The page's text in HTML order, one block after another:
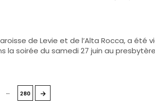
de Levie et de l’Alta Rocca, a été
la soirée du samedi 27 juin au
… 280 →